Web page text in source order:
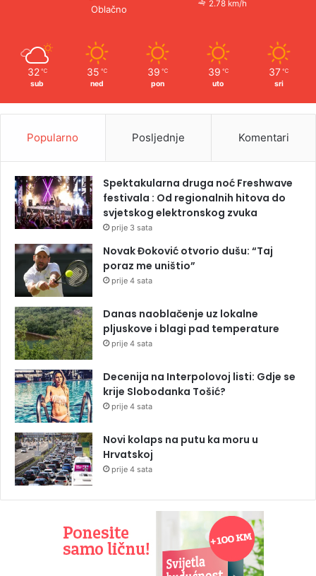
Oblačno
2.78 km/h
32 ℃
sub
35 ℃
ned
39 ℃
pon
39 ℃
uto
37 ℃
sri
Popularno Posljednje Komentari
Spektakularna druga noć Freshwave
festivala : Od regionalnih hitova do
svjetskog elektronskog zvuka
prije 3 sata
Novak Đoković otvorio dušu: “Taj
poraz me uništio”
prije 4 sata
Danas naoblačenje uz lokalne
pljuskove i blagi pad temperature
prije 4 sata
Decenija na Interpolovoj listi: Gdje se
krije Slobodanka Tošić?
prije 4 sata
Novi kolaps na putu ka moru u
Hrvatskoj
prije 4 sata